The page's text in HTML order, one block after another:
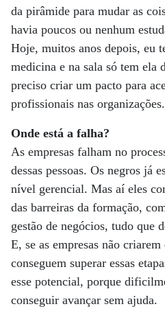
da pirâmide para mudar as
havia poucos ou nenhum
Hoje, muitos anos depois, eu
medicina e na sala só tem ela
preciso criar um pacto para
profissionais nas organizações.
Onde está a falha?
As empresas falham no
dessas pessoas. Os negros já
nível gerencial. Mas aí eles
das barreiras da formação,
gestão de negócios, tudo que
E, se as empresas não
conseguem superar essas
esse potencial, porque
conseguir avançar sem ajuda.